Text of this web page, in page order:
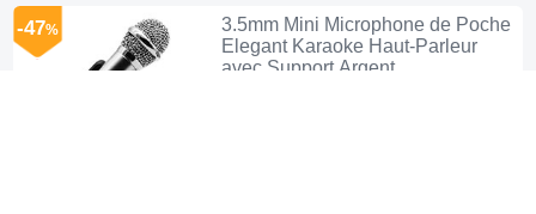
3.5mm Mini Microphone de Poche
Elegant Karaoke Haut-Parleur
avec Support Argent
-47%